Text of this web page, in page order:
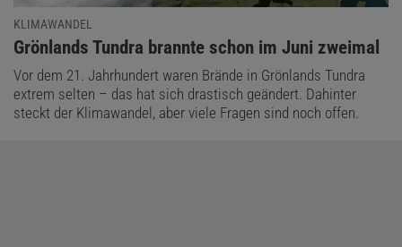
KLIMAWANDEL
:
Grönlands Tundra brannte schon im Juni zweimal
Vor dem 21. Jahrhundert waren Brände in Grönlands Tundra
extrem selten – das hat sich drastisch geändert. Dahinter
steckt der Klimawandel, aber viele Fragen sind noch offen.